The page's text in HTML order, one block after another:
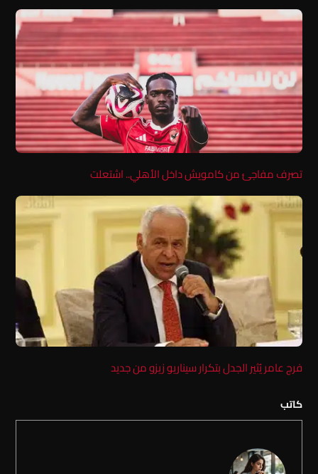
تصرف مفاجئ من كامويش داخل الأهلي.. اشتعلت
فرج عامر يُثير الجدل بتكرار سيناريو زيزو من جديد
كاتب